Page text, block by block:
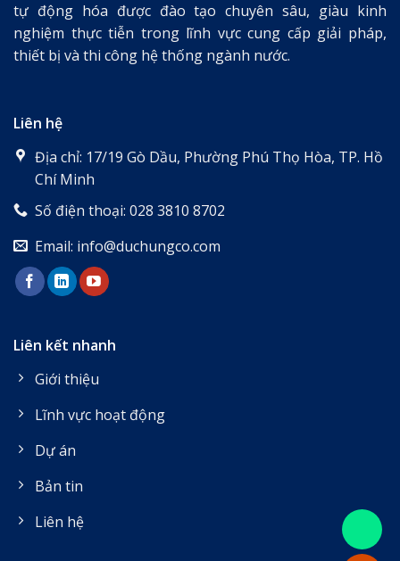
tự động hóa được đào tạo chuyên sâu, giàu kinh
nghiệm thực tiễn trong lĩnh vực cung cấp giải pháp,
thiết bị và thi công hệ thống ngành nước.
Liên hệ
Địa chỉ: 17/19 Gò Dầu, Phường Phú Thọ Hòa, TP. Hồ
Chí Minh
Số điện thoại: 028 3810 8702
Email: info@duchungco.com
Liên kết nhanh
Giới thiệu
Lĩnh vực hoạt động
Dự án
Bản tin
Liên hệ